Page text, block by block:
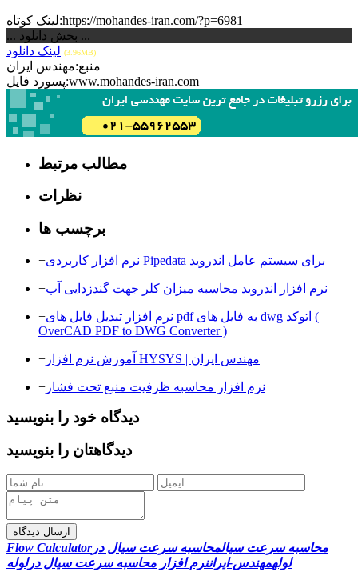
لینک کوتاه:https://mohandes-iran.com/?p=6981
... بخش دانلود ...
لینک دانلود
(3.96MB)
منبع:مهندس ایران
پسورد فایل:www.mohandes-iran.com
مطالب مرتبط
نظرات
برچسب ها
+ نرم افزار کاربردی Pipedata برای سیستم عامل اندروید
+نرم افزار اندروید محاسبه میزان کلر جهت گندزدایی آب
+نرم افزار تبدیل فایل های pdf به فایل های dwg اتوکد (
OverCAD PDF to DWG Converter )
+ آموزش نرم افزار HYSYS | مهندس ایران
+ نرم ‌افزار محاسبه ظرفیت منبع تحت فشار
دیدگاه خود را بنویسید
دیدگاهتان را بنویسید
ارسال دیدگاه
Flow Calculator محاسبه سرعت سیالمحاسبه سرعت سیال در
لولهمهندس-ایراننرم افزار محاسبه سرعت سیال درلوله